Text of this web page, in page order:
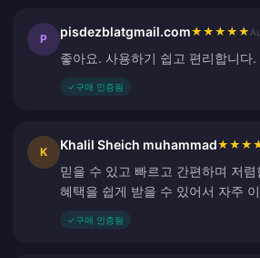
P pisdezblatgmail.com★ ★ ★ ★ ★
좋아요. 사용하기 쉽고 편리합니다.
✓구매 인증됨
K Khalil Sheich muhammad★ ★ ★
믿을 수 있고 빠르고 간편하며 저
혜택을 쉽게 받을 수 있어서 자주
✓구매 인증됨